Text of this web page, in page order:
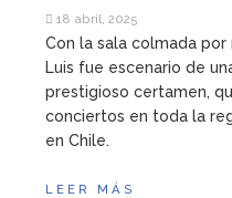
18 abril, 2025
Con la sala colmada por
Luis fue escenario de
prestigioso certamen,
conciertos en toda la
en Chile.
LEER MÁS